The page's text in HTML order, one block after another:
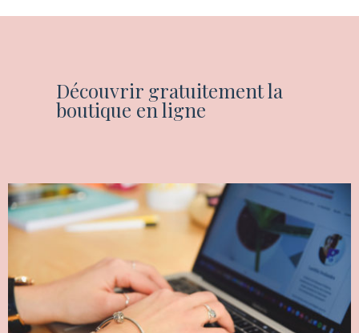
Découvrir gratuitement la
boutique en ligne